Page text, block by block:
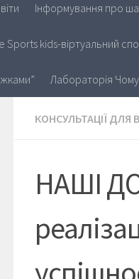
Інформування про
Sports kids-віртуальний
Лабораторія
КОНСУЛЬТАЦІЇ ДЛЯ
НАШІ